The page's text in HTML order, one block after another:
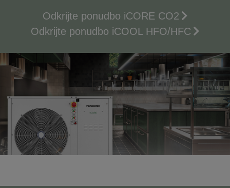
Odkrijte ponudbo iCORE CO2
Odkrijte ponudbo iCOOL HFO/HFC